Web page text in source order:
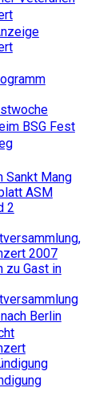
BSG Fest
Sankt Mang
ASM
2
2007
zu Gast in
Berlin